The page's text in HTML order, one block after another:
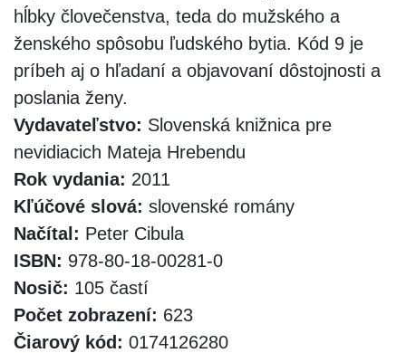
hĺbky človečenstva, teda do mužského a
ženského spôsobu ľudského bytia. Kód 9 je
príbeh aj o hľadaní a objavovaní dôstojnosti a
poslania ženy.
Vydavateľstvo: Slovenská knižnica pre
nevidiacich Mateja Hrebendu
Rok vydania: 2011
Kľúčové slová: slovenské romány
Načítal: Peter Cibula
ISBN: 978-80-18-00281-0
Nosič: 105 častí
Počet zobrazení: 623
Čiarový kód: 0174126280